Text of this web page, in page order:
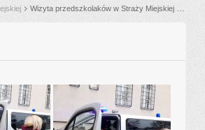
Wizyta przedszkolaków w Straży Miejskiej - 13 grudnia 2019 r.